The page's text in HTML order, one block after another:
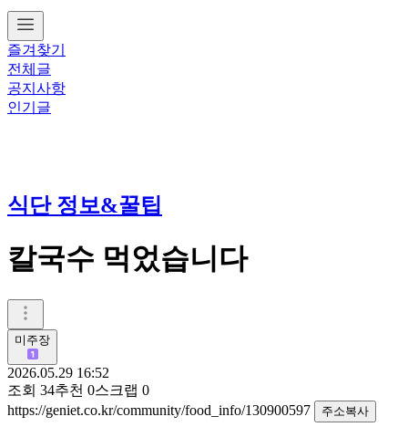
즐겨찾기
전체글
공지사항
인기글
식단 정보&꿀팁
칼국수 먹었습니다
미주장
2026.05.29 16:52
조회 34추천 0스크랩 0
https://geniet.co.kr/community/food_info/130900597
주소복사